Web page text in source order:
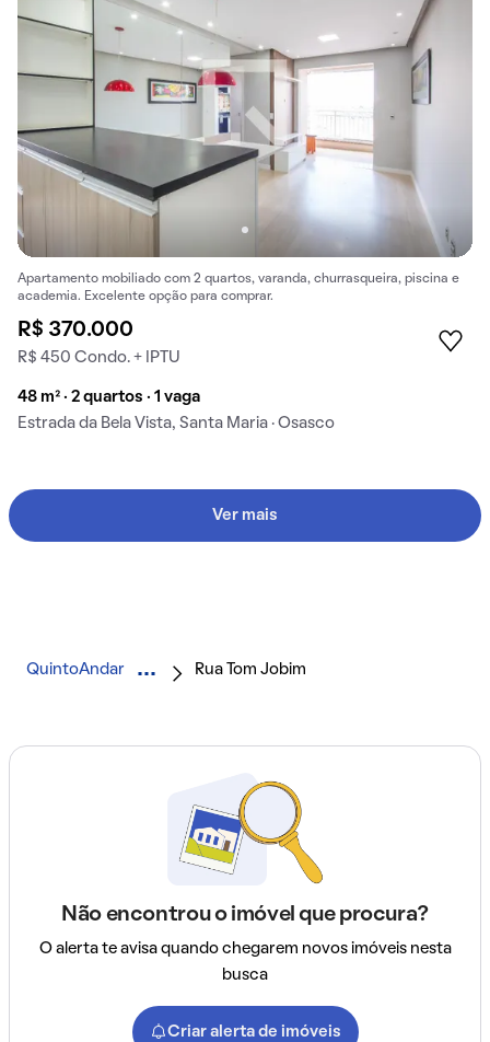
Apartamento mobiliado com 2 quartos, varanda, churrasqueira, piscina e
academia. Excelente opção para comprar.
R$ 370.000
R$ 450 Condo. + IPTU
48 m² · 2 quartos · 1 vaga
Estrada da Bela Vista, Santa Maria · Osasco
Ver mais
QuintoAndar Rua Tom Jobim
Não encontrou o imóvel que procura?
O alerta te avisa quando chegarem novos imóveis nesta
busca
Criar alerta de imóveis